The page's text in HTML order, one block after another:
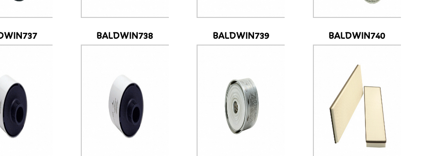
BALDWIN738 BALDWIN739 BALDWIN740